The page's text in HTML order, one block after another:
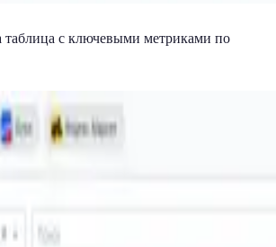
таблица с ключевыми метриками по